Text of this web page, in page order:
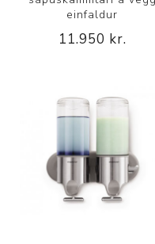
einfaldur
11.950 kr.